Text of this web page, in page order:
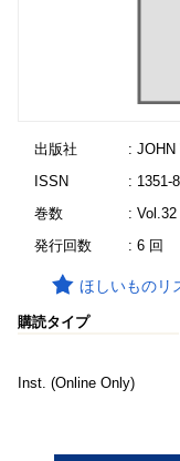
出版社
:
ISSN
: 1351-
巻数
: Vol.32
発行回数
: 6 回
ほしいものリ
購読タイプ
Inst. (Online Only)